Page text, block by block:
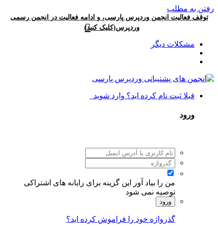
رفتن به مطلب
توقف فعالیت انجمن وردپرس پارسی، و ادامه فعالیت در انجمن رسمی
وردپرس(کلیک کنید)
مشکلات دیگر
قبلا ثبت نام کرده اید؟ وارد شوید
ورود
من را بیاد آور
این گزینه برای رایانه های اشتراکی
توصیه نمی شود
ورود
گذرواژه خود را فراموش کرده اید؟